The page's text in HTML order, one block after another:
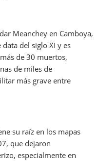
Meanchey en Camboya,
del siglo XI y es
de 30 muertos,
de miles de
más grave entre
su raíz en los mapas
que dejaron
especialmente en